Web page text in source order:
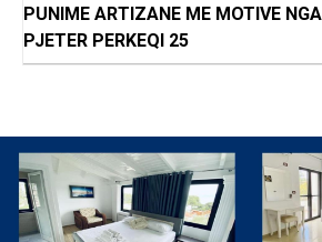
PUNIME ARTIZANE ME MOTIVE
PJETER PERKEQI 25